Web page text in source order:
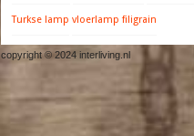
Turkse lamp vloerlamp filigrain
copyright © 2024 interliving.nl